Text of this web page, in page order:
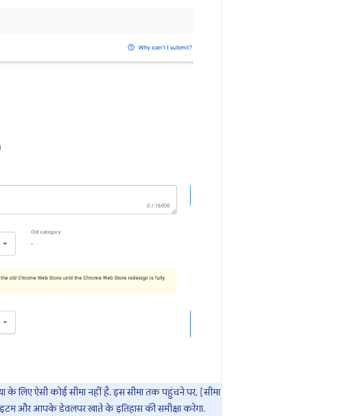
के लिए ऐसी कोई सीमा नहीं है. इस सीमा तक पहुंचने पर, [सीमा
और आपके डेवलपर खाते के इतिहास की समीक्षा करेगा.